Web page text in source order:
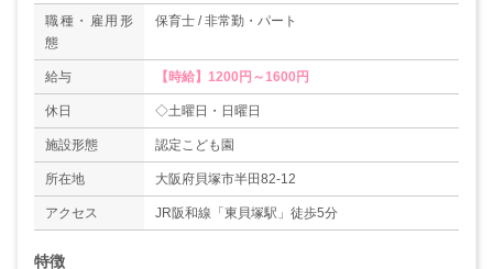
職種・雇用形
態
保育士 / 非常勤・パート
給与 【時給】1200円～1600円
休日 ◇土曜日・日曜日
施設形態 認定こども園
所在地 大阪府貝塚市半田82-12
アクセス JR阪和線「東貝塚駅」徒歩5分
特徴